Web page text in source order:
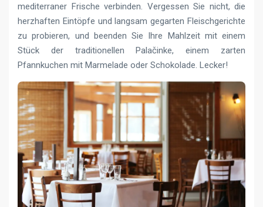
mediterraner Frische verbinden. Vergessen Sie nicht, die
herzhaften Eintöpfe und langsam gegarten Fleischgerichte
zu probieren, und beenden Sie Ihre Mahlzeit mit einem
Stück der traditionellen Palačinke, einem zarten
Pfannkuchen mit Marmelade oder Schokolade. Lecker!